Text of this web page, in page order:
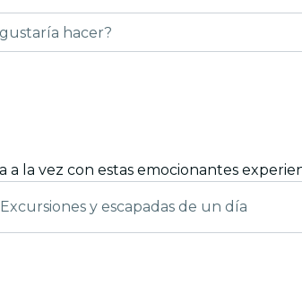
Excursiones y escapadas de un día